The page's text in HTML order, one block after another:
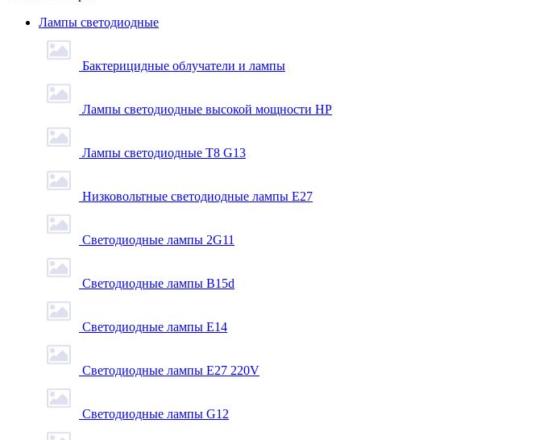
Лампы светодиодные
Бактерицидные облучатели и лампы
Лампы светодиодные высокой мощности HP
Лампы светодиодные Т8 G13
Низковольтные светодиодные лампы E27
Светодиодные лампы 2G11
Светодиодные лампы B15d
Светодиодные лампы E14
Светодиодные лампы E27 220V
Светодиодные лампы G12